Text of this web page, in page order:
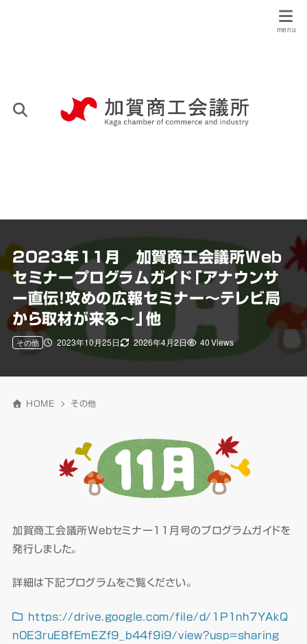
2023年11月 加賀商工会議所Web
セミナープログラムガイド「アナウンサ
ー直伝！攻めの広報セミナー～テレビ局
から取材が来る～」他
2023年10月25日 2026年4月2日
その他 40 Views
HOME その他
加賀商工会議所Webセミナー11月号のプログラムガイドを
発行しました。
詳細は下記プログラムをご覧ください。
https://drive.google.com/file/d/1P1nh7YAkQ
n0E3ruE8fEmEZf9_b44f9i9/view?usp=sharing